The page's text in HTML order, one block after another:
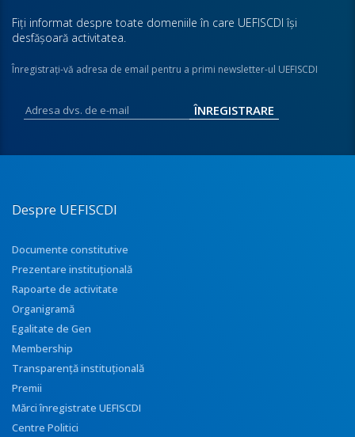
Fiţi informat despre toate domeniile în care UEFISCDI îşi
desfăşoară activitatea.
Înregistraţi-vă adresa de email pentru a primi newsletter-ul UEFISCDI
Despre UEFISCDI
Documente constitutive
Prezentare instituţională
Rapoarte de activitate
Organigramă
Egalitate de Gen
Membership
Transparenţă instituţională
Premii
Mărci înregistrate UEFISCDI
Centre Politici